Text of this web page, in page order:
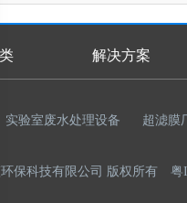
解决方案
实验室废水处理设备 超滤膜
保科技有限公司 版权所有 粤